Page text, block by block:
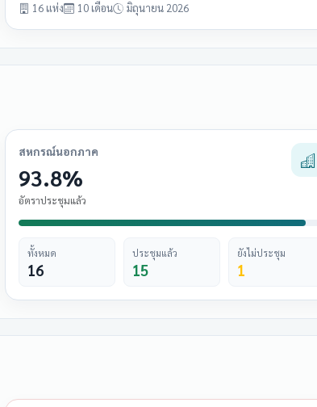
16 แห่ง 10 เดือน มิถุนายน 2026
สหกรณ์นอกภาค
93.8%
อัตราประชุมแล้ว
ทั้งหมด
16
ประชุมแล้ว
15
ยังไม่ประชุม
1